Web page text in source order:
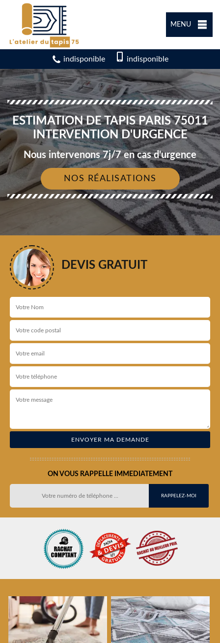
MENU
indisponible indisponible
ESTIMATION DE TAPIS PARIS 75011
INTERVENTION D'URGENCE
Nous intervenons 7j/7 en cas d'urgence
NOS RÉALISATIONS
DEVIS GRATUIT
ON VOUS RAPPELLE IMMEDIATEMENT